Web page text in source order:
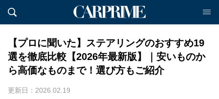
【プロに聞いた】ステアリングのおすすめ19
選を徹底比較【2026年最新版】｜安いものか
ら高価なものまで！選び方もご紹介
更新日：2026.02.19